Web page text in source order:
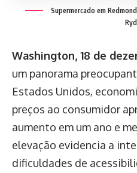
Supermercado em
Washington, 18 de
um panorama
Estados Unidos,
preços ao consumidor
aumento em um ano e
elevação evidencia a
dificuldades de